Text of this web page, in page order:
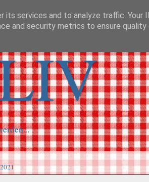
services and to analyze traffic. Your
and security metrics to ensure